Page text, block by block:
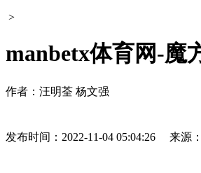
>
manbetx体育网-魔
作者：汪明荃 杨文强
发布时间：2022-11-04 05:04:26 来源